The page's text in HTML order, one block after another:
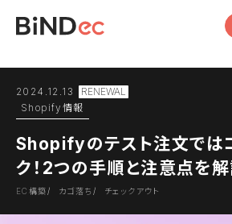
Shopify情報
2024.12.13
Shopifyのテスト注文では
ク！2つの手順と注意点を
EC構築 カゴ落ち チェックアウト